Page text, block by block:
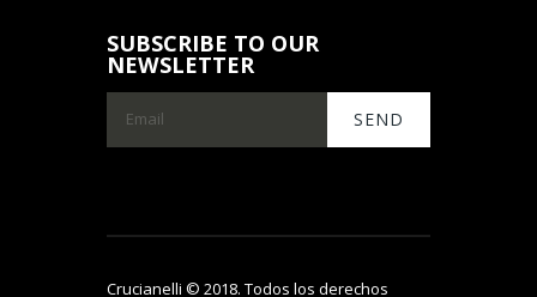
SUBSCRIBE TO OUR
NEWSLETTER
Crucianelli © 2018. Todos los derechos